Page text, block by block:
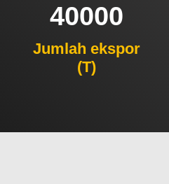
40000
Jumlah ekspor
(T)